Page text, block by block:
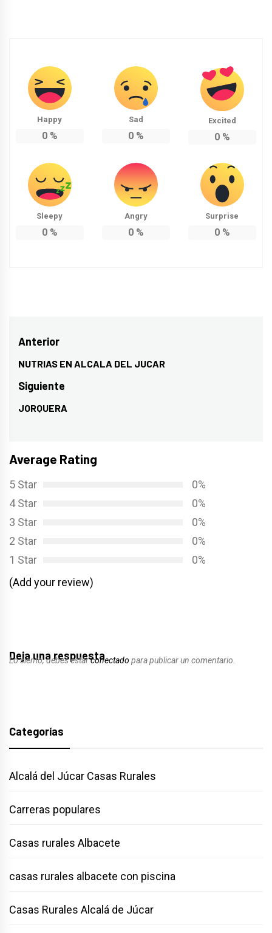
Happy
0%
Sad
0%
Excited
0%
Sleepy
0%
Angry
0%
Surprise
0%
Navegación
de
entradas
Anterior
Entrada
anterior:
NUTRIAS EN ALCALA DEL JUCAR
Siguiente
Entrada
JORQUERA
Average Rating
5 Star
0%
4 Star
0%
3 Star
0%
2 Star
0%
1 Star
0%
(Add your review)
Deja una respuesta
Lo siento, debes estarconectado para publicar un comentario.
Categorías
Alcalá del Júcar Casas Rurales
Carreras populares
Casas rurales Albacete
casas rurales albacete con piscina
Casas Rurales Alcalá de Júcar